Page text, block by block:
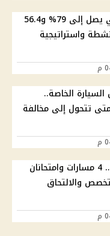
المركزي: الشمول المالي يصل إلى 79% و56.4
واستراتيجية
الخاصة..
تتحول إلى مخالفة
البكالوريا المصرية 2026.. 4 مسارات وامتحانان
والالتحاق